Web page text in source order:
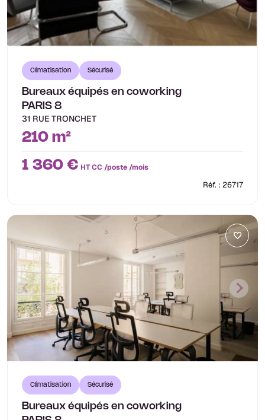
Climatisation Sécurisé
Bureaux équipés en coworking
PARIS 8
31 RUE TRONCHET
210 m²
1 360 € HT CC /poste /mois
Réf. : 26717
Climatisation Sécurisé
Bureaux équipés en coworking